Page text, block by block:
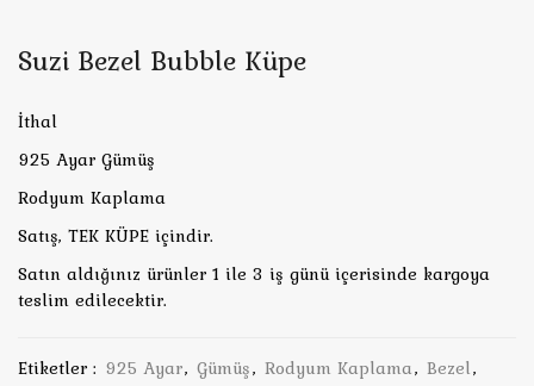
Suzi Bezel Bubble Küpe
İthal
925 Ayar Gümüş
Rodyum Kaplama
Satış, TEK KÜPE içindir.
Satın aldığınız ürünler 1 ile 3 iş günü içerisinde kargoya
teslim edilecektir.
Etiketler : 925 Ayar, Gümüş, Rodyum Kaplama, Bezel,